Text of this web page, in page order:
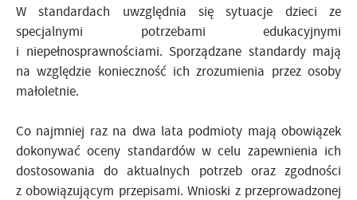
W standardach uwzględnia się sytuacje dzieci ze
specjalnymi potrzebami edukacyjnymi
i niepełnosprawnościami. Sporządzane standardy mają
na względzie konieczność ich zrozumienia przez osoby
małoletnie.
Co najmniej raz na dwa lata podmioty mają obowiązek
dokonywać oceny standardów w celu zapewnienia ich
dostosowania do aktualnych potrzeb oraz zgodności
z obowiązującym przepisami. Wnioski z przeprowadzonej